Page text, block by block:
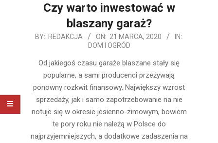
Czy warto inwestować w
blaszany garaż?
2020-
BY: REDAKCJA ON: 21 MARCA, 2020
IN:
DOM I OGRÓD
Od jakiegoś czasu garaże blaszane stały się
popularne, a sami producenci przeżywają
ponowny rozkwit finansowy. Największy wzrost
sprzedaży, jak i samo zapotrzebowanie na nie
notuje się w okresie jesienno-zimowym, bowiem
te pory roku nie należą w Polsce do
najprzyjemniejszych, a dodatkowe zadaszenia na